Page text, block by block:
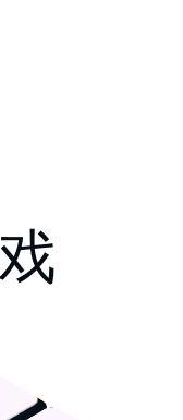
戏